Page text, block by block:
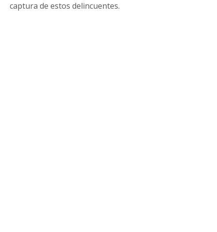
captura de estos delincuentes.